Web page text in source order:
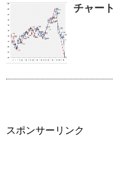
チャー
スポンサーリンク